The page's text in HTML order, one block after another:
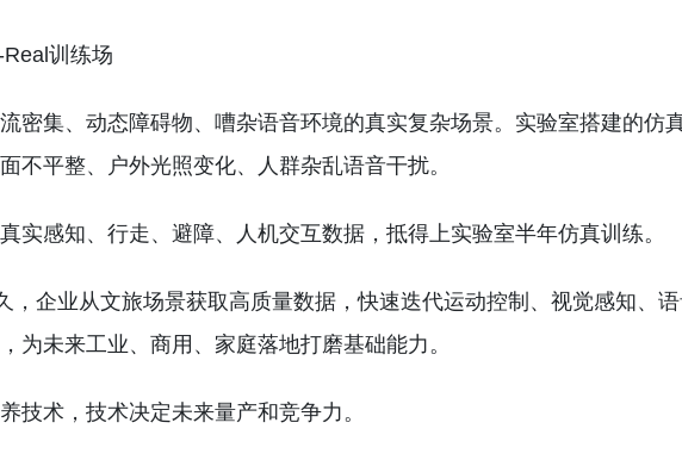
训练场
密集、动态障碍物、嘈杂语音环境的真实复杂场景。实验室搭建的仿
不平整、户外光照变化、人群杂乱语音干扰。
实感知、行走、避障、人机交互数据，抵得上实验室半年仿真训练。
，企业从文旅场景获取高质量数据，快速迭代运动控制、视觉感知、
为未来工业、商用、家庭落地打磨基础能力。
技术，技术决定未来量产和竞争力。